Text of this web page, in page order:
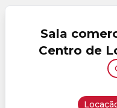
Sala
Centro de